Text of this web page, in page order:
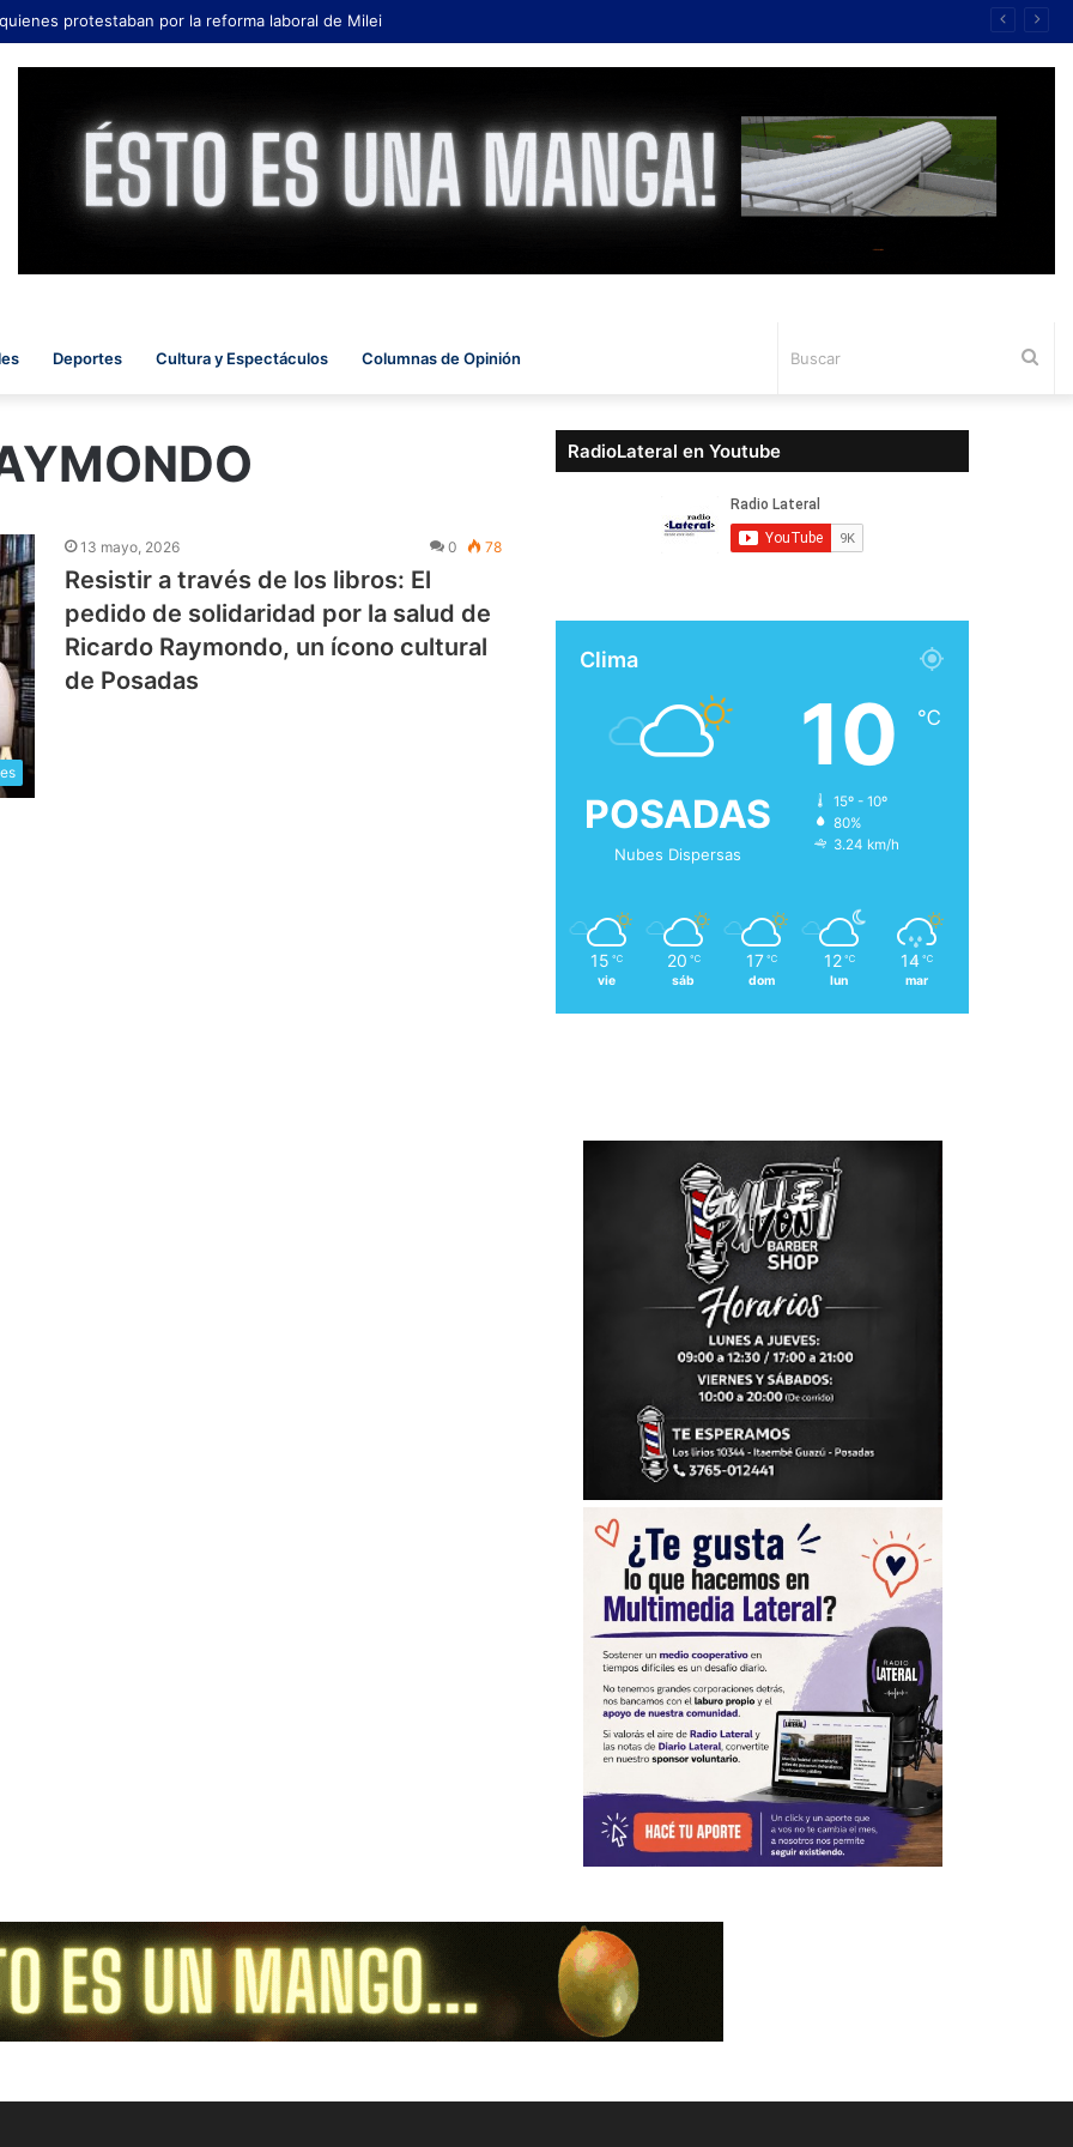
protestaban por la reforma laboral de Milei
Deportes Cultura y Espectáculos Columnas de Opinión
13 mayo, 2026 0 78
Resistir a través de los libros: El
pedido de solidaridad por la salud de
Ricardo Raymondo, un ícono cultural
de Posadas
RadioLateral en Youtube
Clima
POSADAS
Nubes Dispersas
10 ℃
15º - 10º
80%
3.24 km/h
15 ℃
vie
20 ℃
sáb
17 ℃
dom
12 ℃
lun
14 ℃
mar